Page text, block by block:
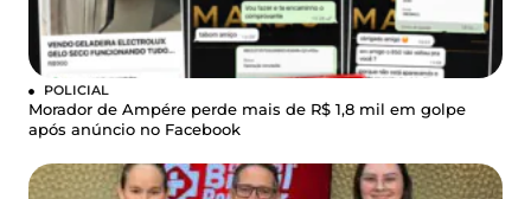
POLICIAL
Morador de Ampére perde mais de R$ 1,8 mil em golpe
após anúncio no Facebook